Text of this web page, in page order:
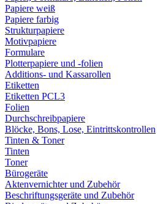
Papiere weiß
Papiere farbig
Strukturpapiere
Motivpapiere
Formulare
Plotterpapiere und -folien
Additions- und Kassarollen
Etiketten
Etiketten PCL3
Folien
Durchschreibpapiere
Blöcke, Bons, Lose, Eintrittskontrollen
Tinten & Toner
Tinten
Toner
Bürogeräte
Aktenvernichter und Zubehör
Beschriftungsgeräte und Zubehör